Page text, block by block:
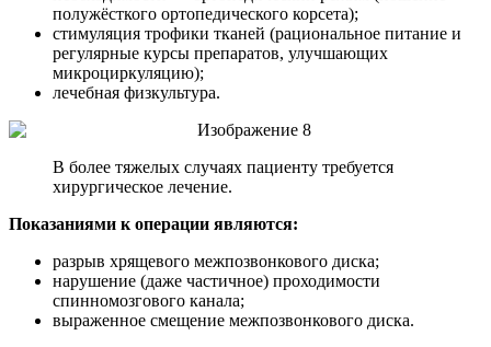
полужёсткого ортопедического корсета);
стимуляция трофики тканей (рациональное питание и
регулярные курсы препаратов, улучшающих
микроциркуляцию);
лечебная физкультура.
В более тяжелых случаях пациенту требуется
хирургическое лечение.
Показаниями к операции являются:
разрыв хрящевого межпозвонкового диска;
нарушение (даже частичное) проходимости
спинномозгового канала;
выраженное смещение межпозвонкового диска.